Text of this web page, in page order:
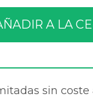
A LA
sin coste